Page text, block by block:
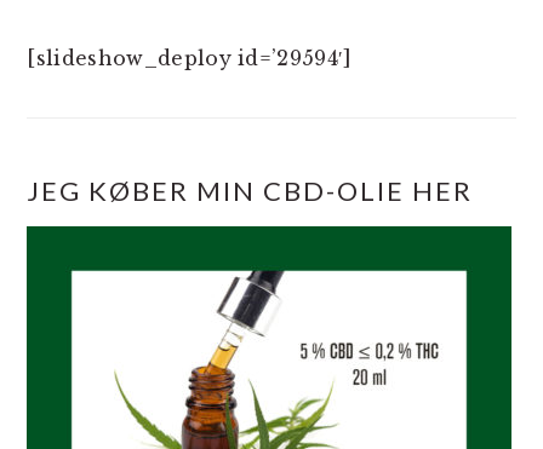
[slideshow_deploy id=’29594′]
JEG KØBER MIN CBD-OLIE HER